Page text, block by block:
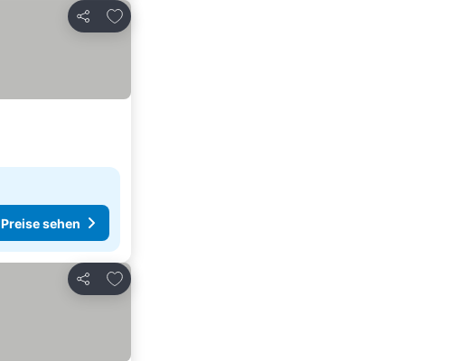
Teilen
Zu Favoriten hinzufügen
Preise sehen
Teilen
Zu Favoriten hinzufügen